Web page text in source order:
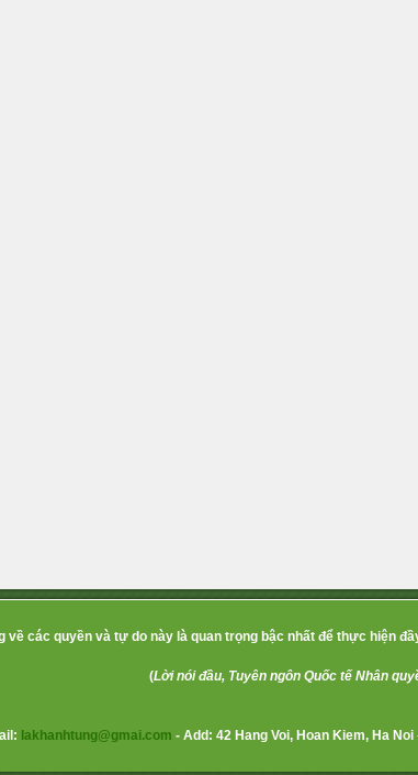
về các quyền và tự do này là quan trọng bậc nhất để thực hiện
Lời nói đầu, Tuyên ngôn Quốc tế Nhân
lakhanhtung@gmai.com - Add: 42 Hang Voi, Hoan Kiem, Ha Noi